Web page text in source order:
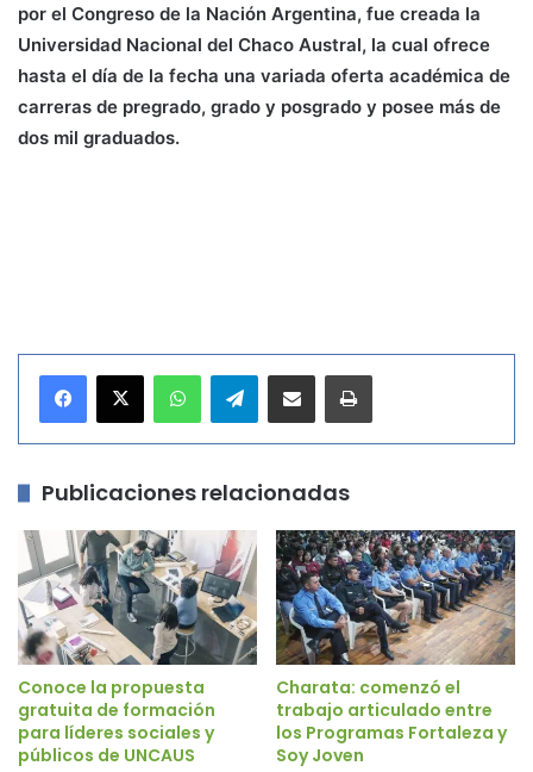
por el Congreso de la Nación Argentina, fue creada la
Universidad Nacional del Chaco Austral, la cual ofrece
hasta el día de la fecha una variada oferta académica de
carreras de pregrado, grado y posgrado y posee más de
dos mil graduados.
Telegram
Publicaciones relacionadas
Conoce la propuesta
gratuita de formación
para líderes sociales y
públicos de UNCAUS
Charata: comenzó el
trabajo articulado entre
los Programas Fortaleza y
Soy Joven